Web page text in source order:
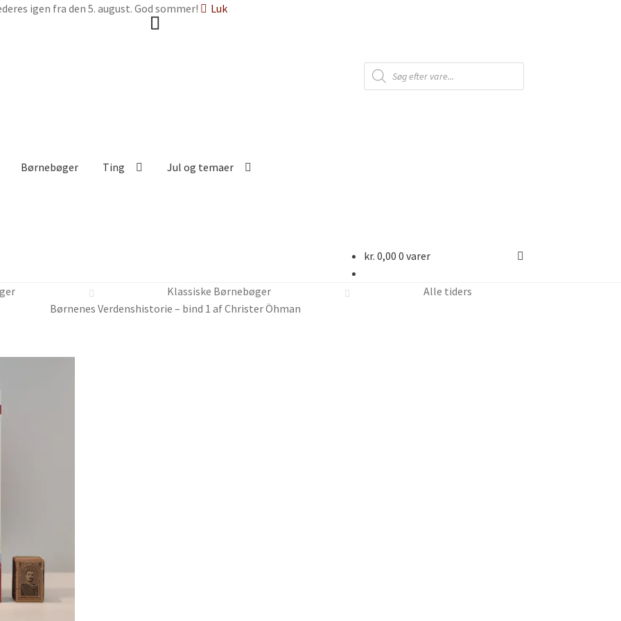
igen fra den 5. august. God sommer! Luk
Products
search
Børnebøger Ting Jul og temaer
kr. 0,00 0 varer
Klassiske Børnebøger
Alle tiders
Børnenes Verdenshistorie – bind 1 af Christer Öhman